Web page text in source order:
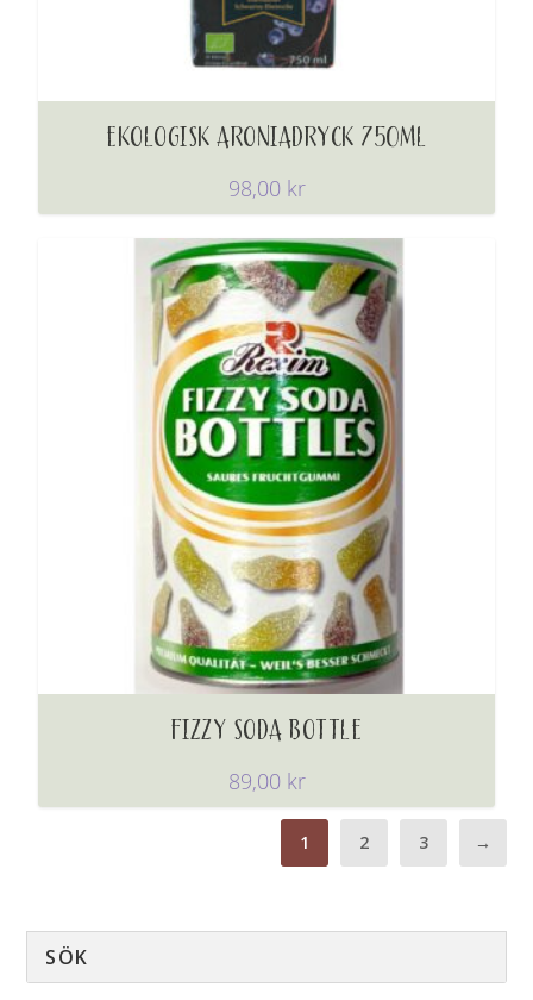
EKOLOGISK ARONIADRYCK 750ML
98,00 kr
FIZZY SODA BOTTLE
89,00 kr
1 2 3 →